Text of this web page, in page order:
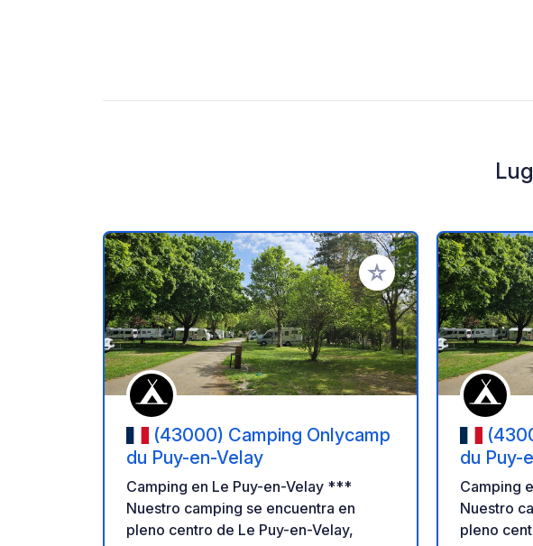
Añadir a tus favoritos
(43000) Camping Onlycamp
du Puy-en-Velay
Camping en Le Puy-en-Velay ***
Nuestro camping se encuentra en
pleno centro de Le Puy-en-Velay,
du Puy-
Camping
Nuestro
pleno